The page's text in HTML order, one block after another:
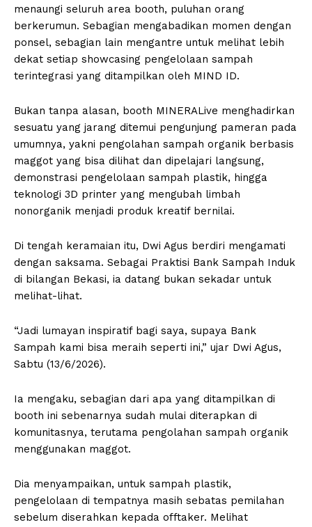
menaungi seluruh area booth, puluhan orang
berkerumun. Sebagian mengabadikan momen dengan
ponsel, sebagian lain mengantre untuk melihat lebih
dekat setiap showcasing pengelolaan sampah
terintegrasi yang ditampilkan oleh MIND ID.
Bukan tanpa alasan, booth MINERALive menghadirkan
sesuatu yang jarang ditemui pengunjung pameran pada
umumnya, yakni pengolahan sampah organik berbasis
maggot yang bisa dilihat dan dipelajari langsung,
demonstrasi pengelolaan sampah plastik, hingga
teknologi 3D printer yang mengubah limbah
nonorganik menjadi produk kreatif bernilai.
Di tengah keramaian itu, Dwi Agus berdiri mengamati
dengan saksama. Sebagai Praktisi Bank Sampah Induk
di bilangan Bekasi, ia datang bukan sekadar untuk
melihat-lihat.
“Jadi lumayan inspiratif bagi saya, supaya Bank
Sampah kami bisa meraih seperti ini,” ujar Dwi Agus,
Sabtu (13/6/2026).
Ia mengaku, sebagian dari apa yang ditampilkan di
booth ini sebenarnya sudah mulai diterapkan di
komunitasnya, terutama pengolahan sampah organik
menggunakan maggot.
Dia menyampaikan, untuk sampah plastik,
pengelolaan di tempatnya masih sebatas pemilahan
sebelum diserahkan kepada offtaker. Melihat